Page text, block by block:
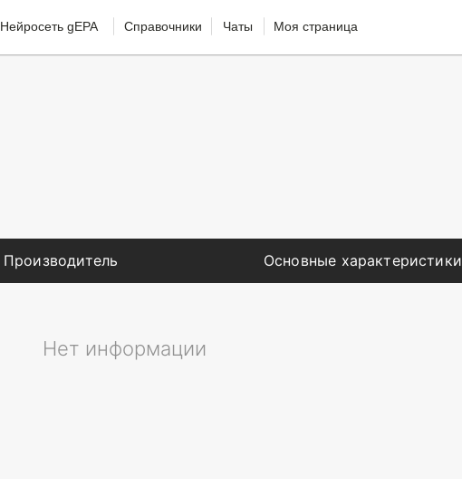
Нейросеть gEPA Справочники Чаты Моя страница
Производитель Основные характеристики
Нет информации